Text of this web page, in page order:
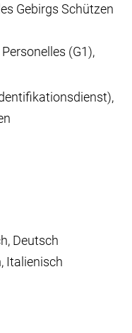
Gebirgs Schützen
(G1),
Deutsch
Italienisch